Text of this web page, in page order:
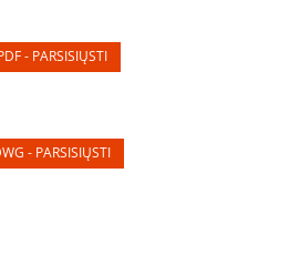
- PARSISIŲSTI
- PARSISIŲSTI